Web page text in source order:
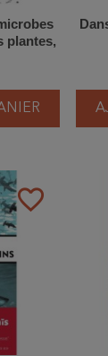
plantes,
favorite_border